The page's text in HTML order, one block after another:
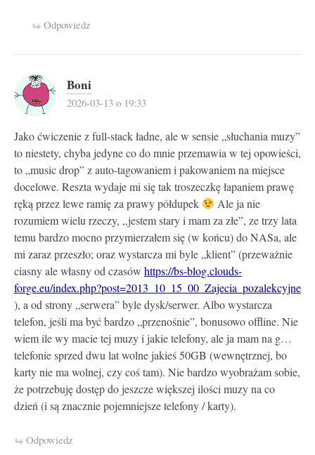
Odpowiedz
Boni
2026-03-13 o 19:33
Jako ćwiczenie z full-stack ładne, ale w sensie „słuchania muzy”
to niestety, chyba jedyne co do mnie przemawia w tej opowieści,
to „music drop” z auto-tagowaniem i pakowaniem na miejsce
docelowe. Reszta wydaje mi się tak troszeczkę łapaniem prawę
ręką przez lewe ramię za prawy półdupek
Ale ja nie
rozumiem wielu rzeczy, „jestem stary i mam za złe”, ze trzy lata
temu bardzo mocno przymierzałem się (w końcu) do NASa, ale
mi zaraz przeszło; oraz wystarcza mi byle „klient” (przeważnie
ciasny ale własny od czasów https://bs-blog.clouds-
forge.eu/index.php?post=2013_10_15_00_Zajecia_pozalekcyjne
), a od strony „serwera” byle dysk/serwer. Albo wystarcza
telefon, jeśli ma być bardzo „przenośnie”, bonusowo offline. Nie
wiem ile wy macie tej muzy i jakie telefony, ale ja mam na g…
telefonie sprzed dwu lat wolne jakieś 50GB (wewnętrznej, bo
karty nie ma wolnej, czy coś tam). Nie bardzo wyobrażam sobie,
że potrzebuję dostęp do jeszcze większej ilości muzy na co
dzień (i są znacznie pojemniejsze telefony / karty).
Odpowiedz